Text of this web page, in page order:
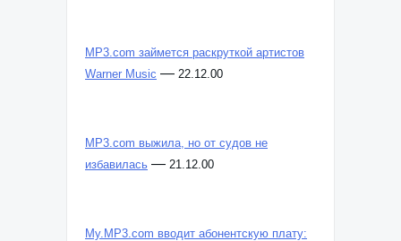
MP3.com займется раскруткой артистов
Warner Music — 22.12.00
MP3.com выжила, но от судов не
избавилась — 21.12.00
My.MP3.com вводит абонентскую плату: